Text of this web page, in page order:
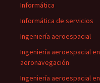
Informática
Informática de servicios
Ingeniería aeroespacial
Ingeniería aeroespacial en
aeronavegación
Ingeniería aeroespacial en